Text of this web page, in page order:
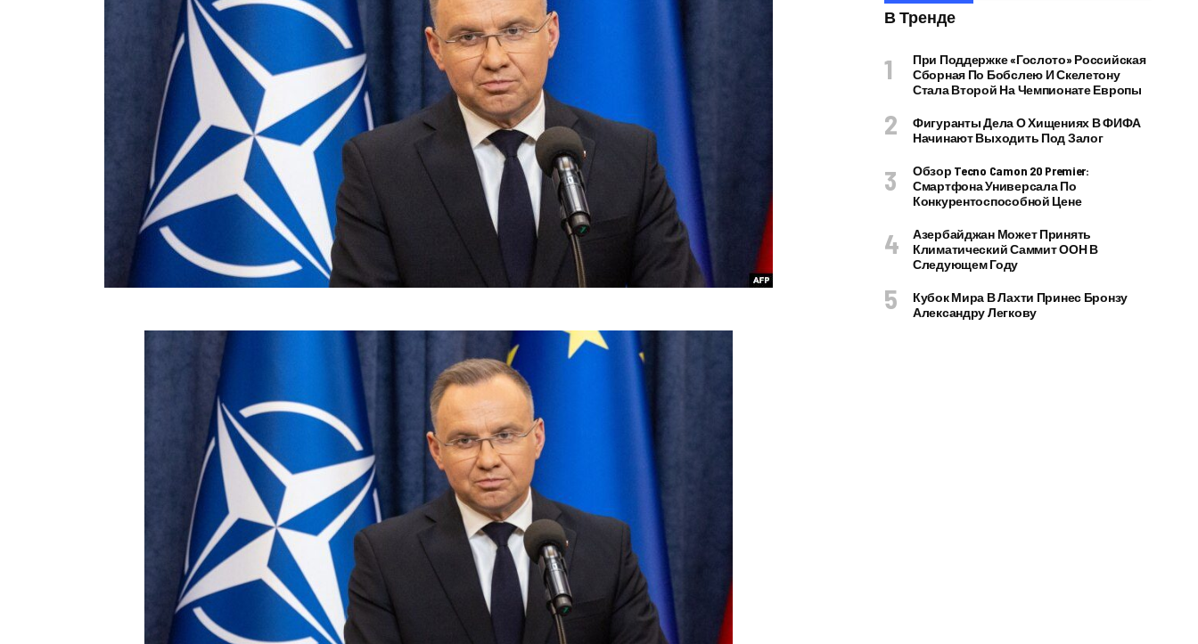
В Тренде
При Поддержке «Гослото» Российская
Сборная По Бобслею И Скелетону
Стала Второй На Чемпионате Европы
Фигуранты Дела О Хищениях В ФИФА
Начинают Выходить Под Залог
Обзор Tecno Camon 20 Premier:
Смартфона Универсала По
Конкурентоспособной Цене
Азербайджан Может Принять
Климатический Саммит ООН В
Следующем Году
Кубок Мира В Лахти Принес Бронзу
Александру Легкову